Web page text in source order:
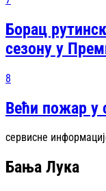
Борац
сезону у
8
Већи пожар у
сервисне
Бања Лука